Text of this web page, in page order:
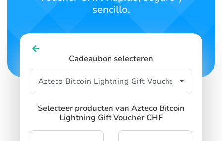
sencillo.
Cadeaubon selecteren
Selecteer producten van Azteco Bitcoin
Lightning Gift Voucher CHF